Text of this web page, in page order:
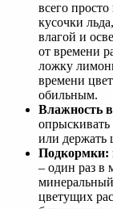
всего просто
кусочки
влагой и
от времени
ложку
времени
обильным.
Влажность
опрыскивать
или держать
Подкормки:
– один раз в
цветущих